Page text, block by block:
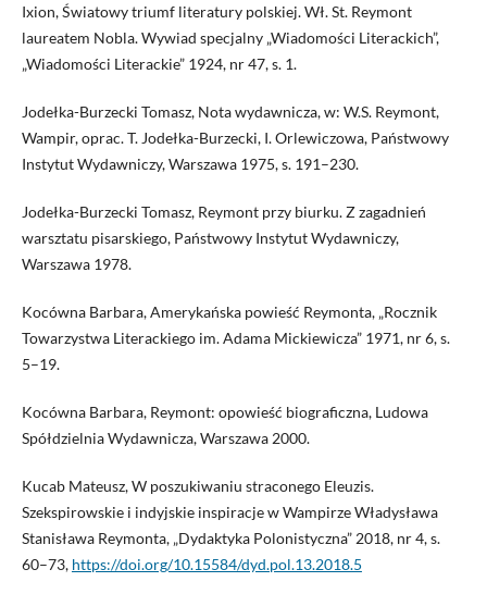
Ixion, Światowy triumf literatury polskiej. Wł. St. Reymont
laureatem Nobla. Wywiad specjalny „Wiadomości Literackich”,
„Wiadomości Literackie” 1924, nr 47, s. 1.
Jodełka-Burzecki Tomasz, Nota wydawnicza, w: W.S. Reymont,
Wampir, oprac. T. Jodełka-Burzecki, I. Orlewiczowa, Państwowy
Instytut Wydawniczy, Warszawa 1975, s. 191–230.
Jodełka-Burzecki Tomasz, Reymont przy biurku. Z zagadnień
warsztatu pisarskiego, Państwowy Instytut Wydawniczy,
Warszawa 1978.
Kocówna Barbara, Amerykańska powieść Reymonta, „Rocznik
Towarzystwa Literac­kiego im. Adama Mickiewicza” 1971, nr 6, s.
5–19.
Kocówna Barbara, Reymont: opowieść biograficzna, Ludowa
Spółdzielnia Wydawnicza, Warszawa 2000.
Kucab Mateusz, W poszukiwaniu straconego Eleuzis.
Szekspirowskie i indyjskie inspiracje w Wampirze Władysława
Stanisława Reymonta, „Dydaktyka Polonistyczna” 2018, nr 4, s.
60–73, https://doi.org/10.15584/dyd.pol.13.2018.5